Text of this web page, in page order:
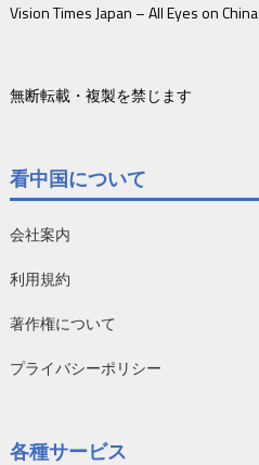
Vision Times Japan – All Eyes on China
無断転載・複製を禁じます
看中国について
会社案内
利用規約
著作権について
プライバシーポリシー
各種サービス